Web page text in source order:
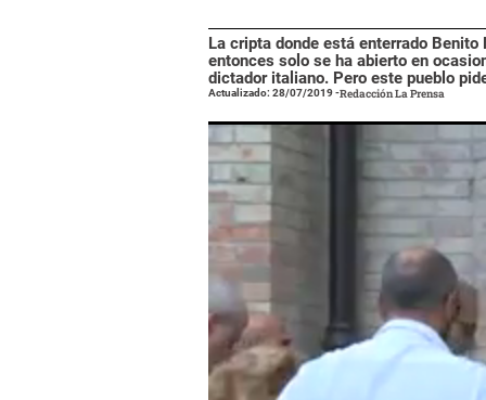
La cripta donde está enterrado
entonces solo se ha abierto en
dictador italiano. Pero este pueblo
Actualizado: 28/07/2019-Redacción La Prensa